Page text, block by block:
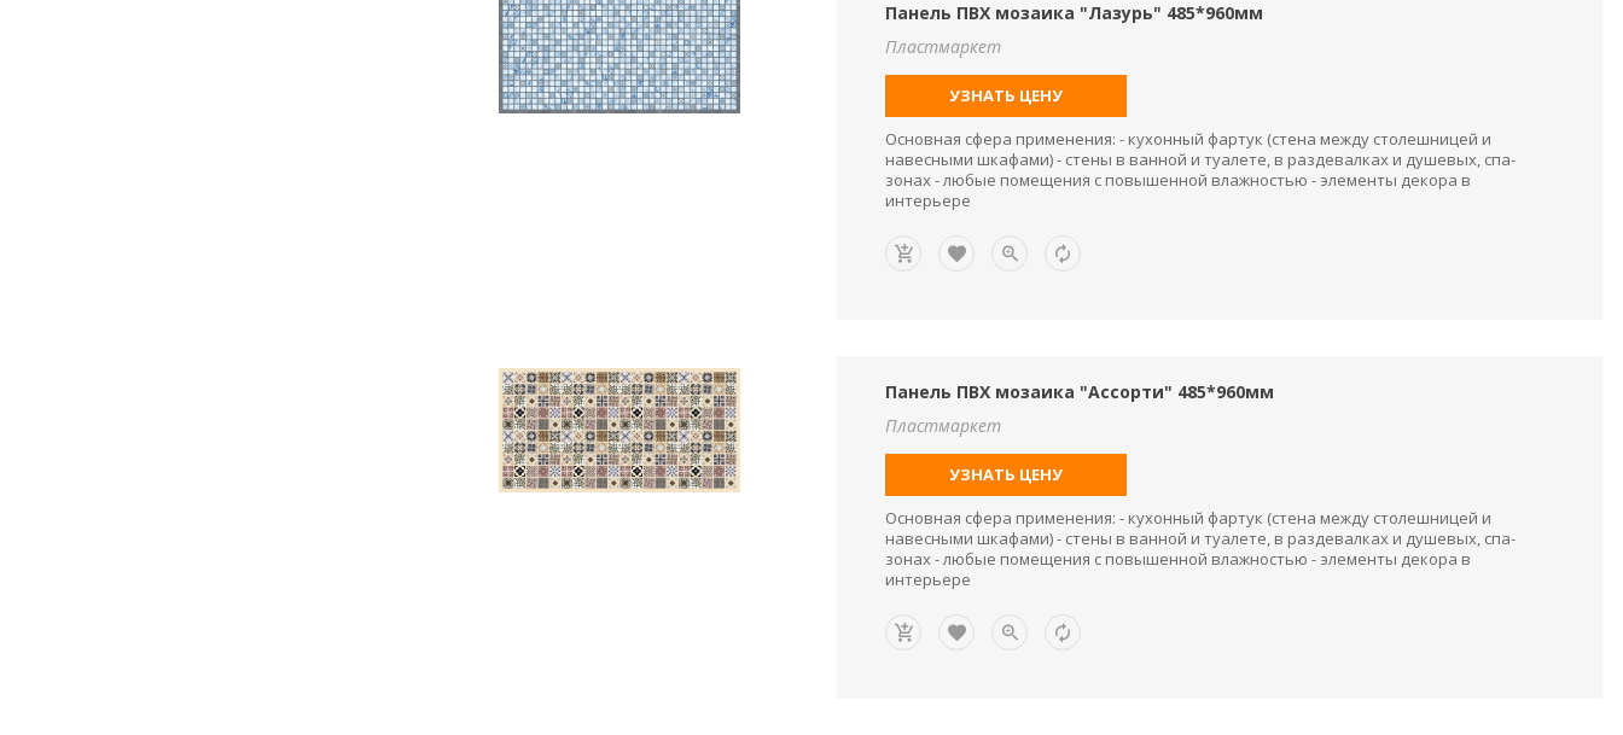
Панель ПВХ мозаика "Лазурь" 485*960мм
Пластмаркет
УЗНАТЬ ЦЕНУ
Основная сфера применения: - кухонный фартук (стена между столешницей и
навесными шкафами) - стены в ванной и туалете, в раздевалках и душевых, спа-
зонах - любые помещения с повышенной влажностью - элементы декора в
интерьере
Панель ПВХ мозаика "Ассорти" 485*960мм
Пластмаркет
УЗНАТЬ ЦЕНУ
Основная сфера применения: - кухонный фартук (стена между столешницей и
навесными шкафами) - стены в ванной и туалете, в раздевалках и душевых, спа-
зонах - любые помещения с повышенной влажностью - элементы декора в
интерьере